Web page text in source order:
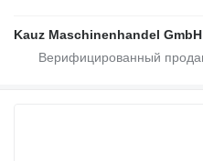
Kauz Maschinenhandel GmbH